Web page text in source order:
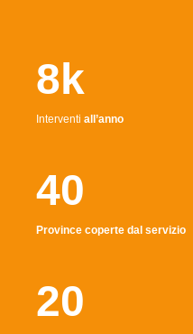
8k
Interventi all’anno
40
Province coperte dal servizio
20